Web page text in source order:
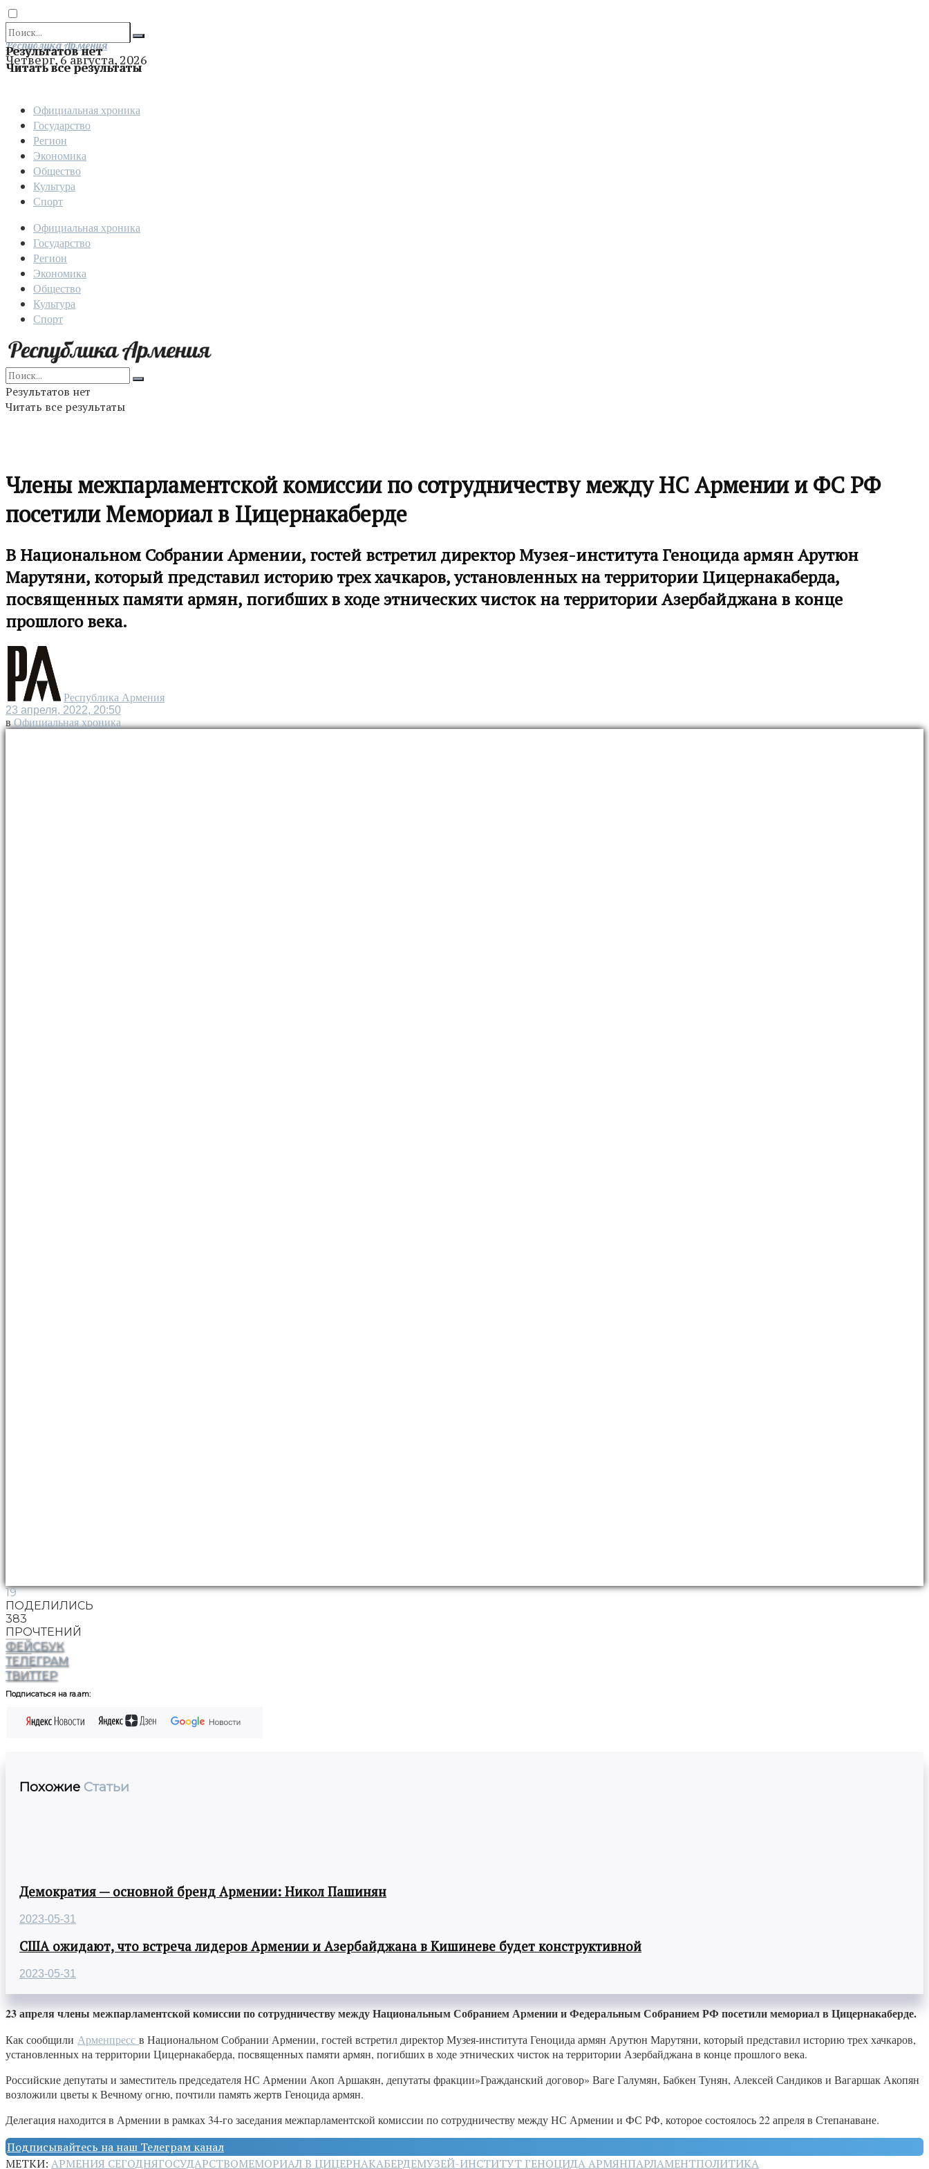
Результатов нет
Читать все результаты
Отправить
Республика Армения
Четверг, 6 августа, 2026
Официальная хроника
Государство
Регион
Экономика
Общество
Культура
Спорт
Официальная хроника
Государство
Регион
Экономика
Общество
Культура
Спорт
Результатов нет
Читать все результаты
Члены межпарламентской комиссии по сотрудничеству между НС Армении и ФС РФ
посетили Мемориал в Цицернакаберде
В Национальном Собрании Армении, гостей встретил директор Музея-института Геноцида армян Арутюн
Марутяни, который представил историю трех хачкаров, установленных на территории Цицернакаберда,
посвященных памяти армян, погибших в ходе этнических чисток на территории Азербайджана в конце
прошлого века.
Республика Армения
23 апреля, 2022, 20:50
в Официальная хроника
19
ПОДЕЛИЛИСЬ
383
ПРОЧТЕНИЙ
ФЕЙСБУК
ТЕЛЕГРАМ
ТВИТТЕР
Подписаться на ra.am:
Похожие Статьи
Демократия — основной бренд Армении: Никол Пашинян
2023-05-31
США ожидают, что встреча лидеров Армении и Азербайджана в Кишиневе будет конструктивной
2023-05-31
23 апреля члены межпарламентской комиссии по сотрудничеству между Национальным Собранием Армении и Федеральным Собранием РФ посетили мемориал в Цицернакаберде.
Как сообщили Арменпресс в Национальном Собрании Армении, гостей встретил директор Музея-института Геноцида армян Арутюн Марутяни, который представил историю трех хачкаров,
установленных на территории Цицернакаберда, посвященных памяти армян, погибших в ходе этнических чисток на территории Азербайджана в конце прошлого века.
Российские депутаты и заместитель председателя НС Армении Акоп Аршакян, депутаты фракции»Гражданский договор» Ваге Галумян, Бабкен Тунян, Алексей Сандиков и Вагаршак Акопян
возложили цветы к Вечному огню, почтили память жертв Геноцида армян.
Делегация находится в Армении в рамках 34-го заседания межпарламентской комиссии по сотрудничеству между НС Армении и ФС РФ, которое состоялось 22 апреля в Степанаване.
Подписывайтесь на наш Телеграм канал
МЕТКИ: АРМЕНИЯ СЕГОДНЯГОСУДАРСТВОМЕМОРИАЛ В ЦИЦЕРНАКАБЕРДЕМУЗЕЙ-ИНСТИТУТ ГЕНОЦИДА АРМЯНПАРЛАМЕНТПОЛИТИКА